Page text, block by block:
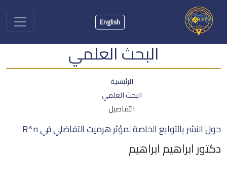
English
البحث العلمي
الرئيسية
البحث العلمي
التفاصيل
حول النشر بالتوابع الخاصة لمؤثر هرميت التفاضلي في R^n
دكتور ابراهيم ابراهيم